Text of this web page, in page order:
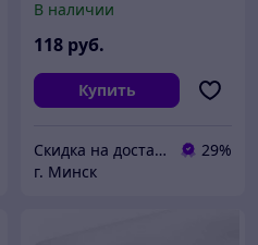
500мм / GMPR135059045
В наличии
118 руб.
Купить
Скидка на доставку 21 векбай
29%
г. Минск